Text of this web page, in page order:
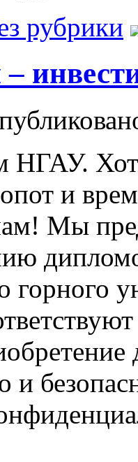
рубрики
НГАУ.
и
Мы
горного
и